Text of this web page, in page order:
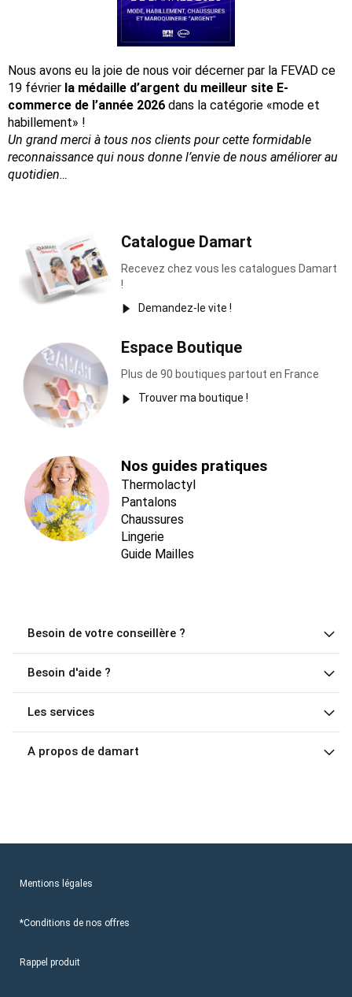
Nous avons eu la joie de nous voir décerner par la FEVAD ce
19 février la médaille d’argent du meilleur site E-
commerce de l’année 2026 dans la catégorie «mode et
habillement» !
Un grand merci à tous nos clients pour cette formidable
reconnaissance qui nous donne l’envie de nous améliorer au
quotidien…
Catalogue Damart
Recevez chez vous les catalogues Damart
!
Demandez-le vite !
Espace Boutique
Plus de 90 boutiques partout en France
Trouver ma boutique !
Nos guides pratiques
Thermolactyl
Pantalons
Chaussures
Lingerie
Guide Mailles
Besoin de votre conseillère ?
Besoin d'aide ?
Les services
A propos de damart
Mentions légales
*Conditions de nos offres
Rappel produit